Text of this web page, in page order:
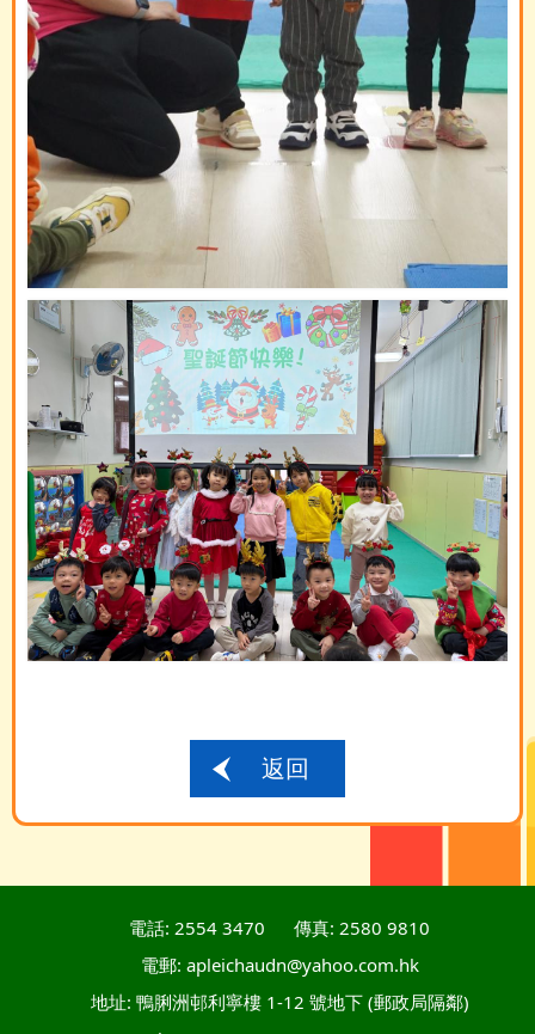
返回
電話: 2554 3470
傳真: 2580 9810
電郵: apleichaudn@yahoo.com.hk
地址: 鴨脷洲邨利寧樓 1-12 號地下 (郵政局隔鄰)